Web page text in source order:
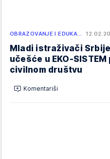
OBRAZOVANJE I EDUKA…
Mladi istraživači
učešće u EKO-
civilnom društvu
Komentariši